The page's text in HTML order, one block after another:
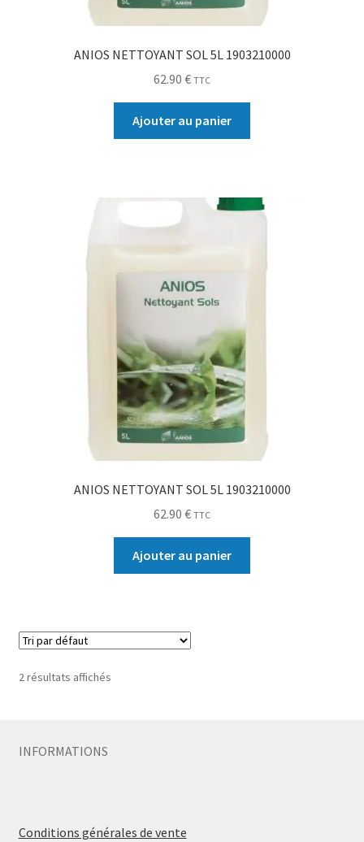
ANIOS NETTOYANT SOL 5L 1903210000
62.90 € TTC
Ajouter au panier
ANIOS NETTOYANT SOL 5L 1903210000
62.90 € TTC
Ajouter au panier
2 résultats affichés
INFORMATIONS
Conditions générales de vente